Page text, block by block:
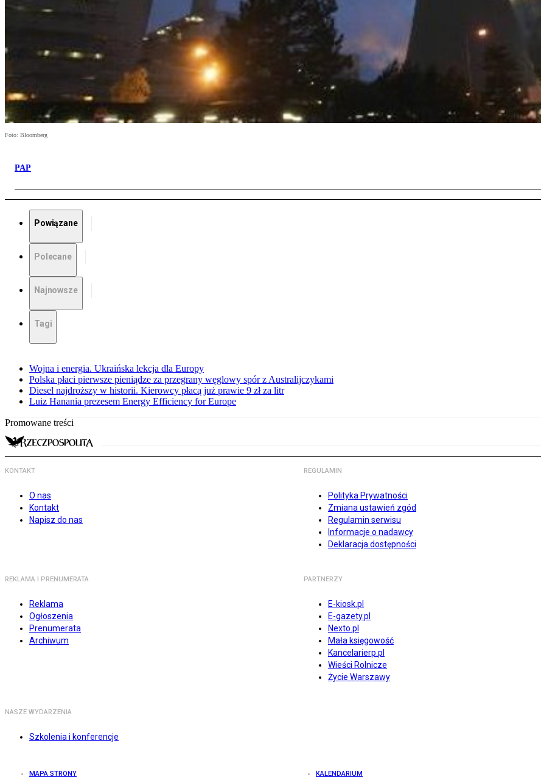
Foto: Bloomberg
PAP
Powiązane
Polecane
Najnowsze
Tagi
Wojna i energia. Ukraińska lekcja dla Europy
Polska płaci pierwsze pieniądze za przegrany węglowy spór z Australijczykami
Diesel najdroższy w historii. Kierowcy płacą już prawie 9 zł za litr
Luiz Hanania prezesem Energy Efficiency for Europe
Promowane treści
KONTAKT
O nas
Kontakt
Napisz do nas
REGULAMIN
Polityka Prywatności
Zmiana ustawień zgód
Regulamin serwisu
Informacje o nadawcy
Deklaracja dostępności
REKLAMA I PRENUMERATA
Reklama
Ogłoszenia
Prenumerata
Archiwum
PARTNERZY
E-kiosk.pl
E-gazety.pl
Nexto.pl
Mała księgowość
Kancelarierp.pl
Wieści Rolnicze
Życie Warszawy
NASZE WYDARZENIA
Szkolenia i konferencje
MAPA STRONY KALENDARIUM